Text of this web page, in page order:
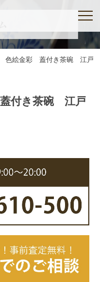
色絵金彩 蓋付き茶碗 江戸
付き茶碗 江戸